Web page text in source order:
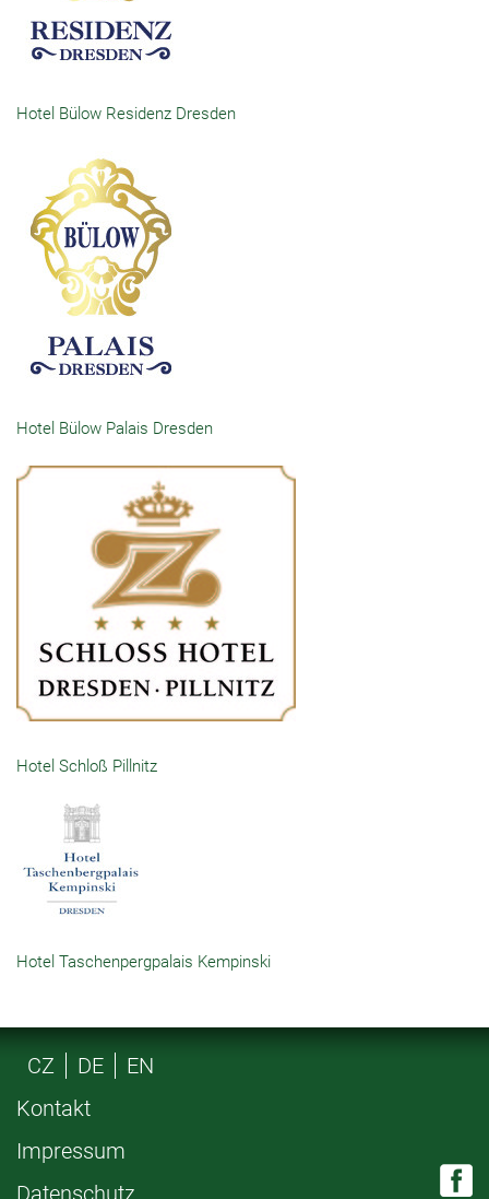
Hotel Bülow Residenz Dresden
Hotel Bülow Palais Dresden
Hotel Schloß Pillnitz
Hotel Taschenpergpalais Kempinski
CZ DE
EN
Kontakt
Impressum
Datenschutz